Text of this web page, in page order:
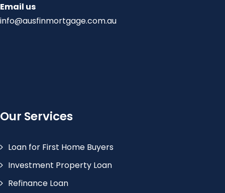
Email us
info@ausfinmortgage.com.au
Our Services
Loan for First Home Buyers
Investment Property Loan
Refinance Loan